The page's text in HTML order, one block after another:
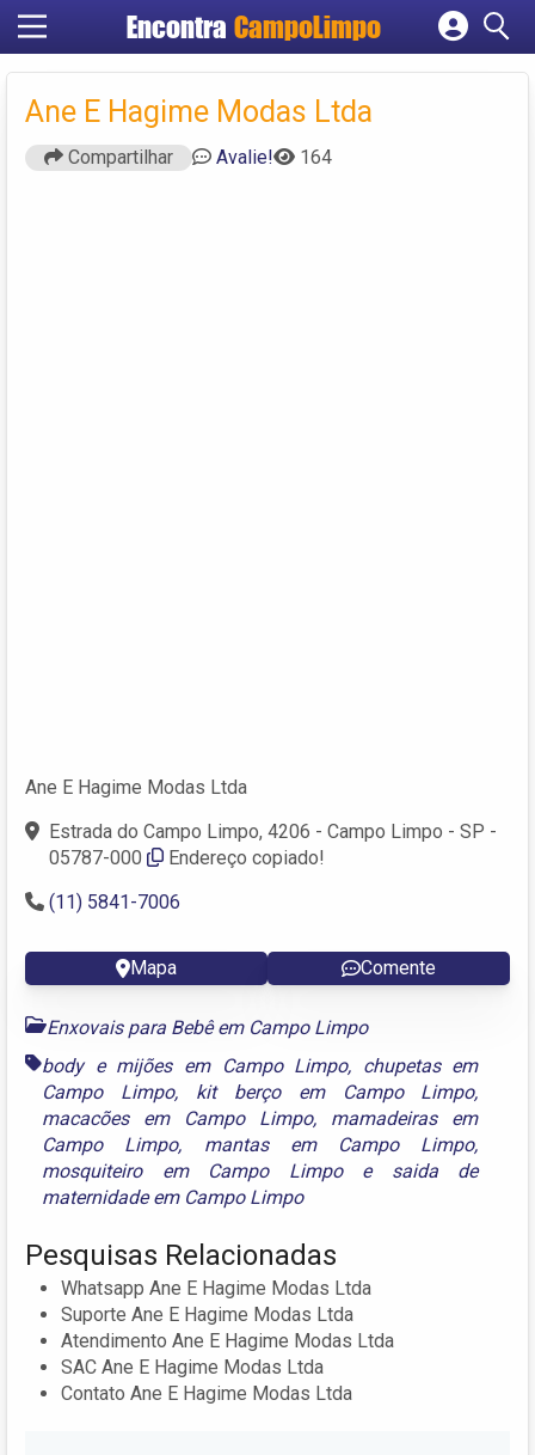
Encontra CampoLimpo
Cadastrar empresa
Criar conta
Ane E Hagime Modas Ltda
Compartilhar Avalie! 164
Ane E Hagime Modas Ltda
Estrada do Campo Limpo, 4206 - Campo Limpo - SP -
05787-000
Endereço copiado!
(11) 5841-7006
Mapa Comente
Enxovais para Bebê em Campo Limpo
body e mijões em Campo Limpo, chupetas em
Campo Limpo, kit berço em Campo Limpo,
macacões em Campo Limpo, mamadeiras em
Campo Limpo, mantas em Campo Limpo,
mosquiteiro em Campo Limpoe saida de
maternidade em Campo Limpo
Pesquisas Relacionadas
Whatsapp Ane E Hagime Modas Ltda
Suporte Ane E Hagime Modas Ltda
Atendimento Ane E Hagime Modas Ltda
SAC Ane E Hagime Modas Ltda
Contato Ane E Hagime Modas Ltda